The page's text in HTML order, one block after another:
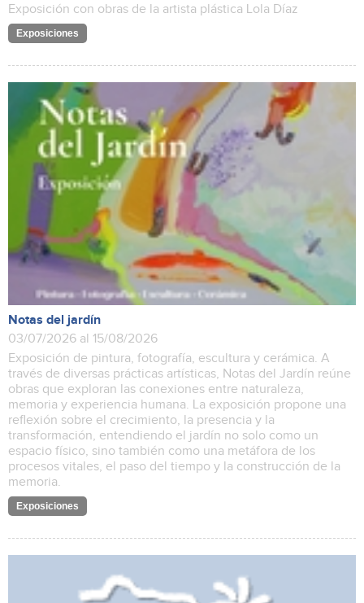
Exposición con obras de la artista plástica Lola Díaz
Exposiciones
Notas del jardín
03/07/2026 al 15/08/2026
Exposición de pintura, fotografía, escultura y cerámica. A
través de diversas prácticas artísticas, Notas del Jardín reúne
obras que exploran las conexiones entre naturaleza,
memoria y experiencia humana. La exposición propone una
reflexión sobre el crecimiento, la presencia y la
transformación, entendiendo el jardín no solo como un
espacio físico, sino también como una metáfora de los
procesos vitales, el paso del tiempo y la construcción de la
memoria.
Exposiciones